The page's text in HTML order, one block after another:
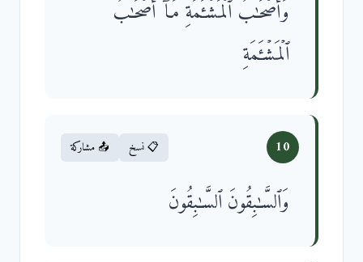
وَأَصۡحَـٰبُ ٱلۡمَشۡـَٔمَةِ مَاۤ أَصۡحَـٰبُ
ٱلۡمَشۡـَٔمَةِ
10 📋 نسخ 📤 مشاركة
وَٱلسَّـٰبِقُونَ ٱلسَّـٰبِقُونَ